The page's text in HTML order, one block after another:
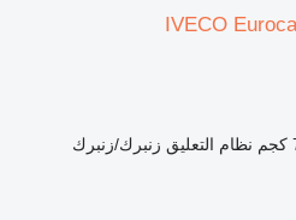
IVECO
نظام التعليق زنبرك/زنبرك